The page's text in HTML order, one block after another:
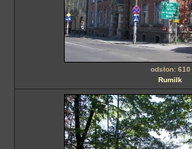
odsłon: 610
Rumilk